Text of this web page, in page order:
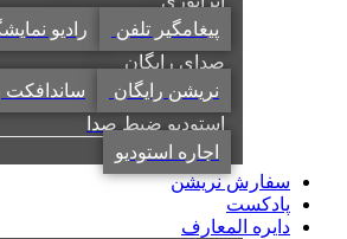
پیغامگیر تلفن
رادیو
صدای رایگان
نریشن رایگان
ساندافکت
استودیو ضبط صدا
اجاره استودیو
سفارش نریشن
پادکست
دایره المعارف